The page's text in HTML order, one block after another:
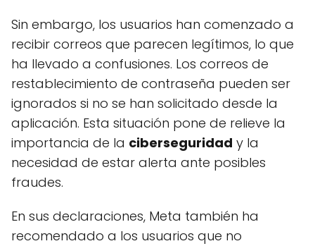
Sin embargo, los usuarios han comenzado a
recibir correos que parecen legítimos, lo que
ha llevado a confusiones. Los correos de
restablecimiento de contraseña pueden ser
ignorados si no se han solicitado desde la
aplicación. Esta situación pone de relieve la
importancia de la ciberseguridad y la
necesidad de estar alerta ante posibles
fraudes.
En sus declaraciones, Meta también ha
recomendado a los usuarios que no